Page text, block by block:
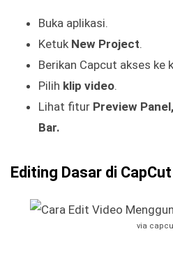
Buka aplikasi.
Ketuk New Project.
Berikan Capcut akses ke
Pilih klip video.
Lihat fitur Preview
Bar.
Editing Dasar di CapCut
via